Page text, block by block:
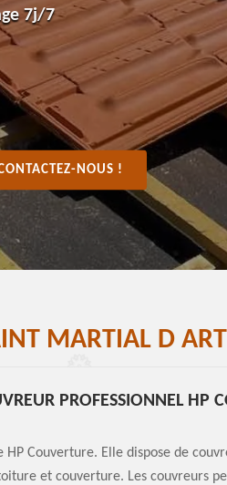
7j/7
NOUS !
MARTIAL D
PROFESSIONNEL HP
Couverture. Elle dispose de
et couverture. Les couvreurs